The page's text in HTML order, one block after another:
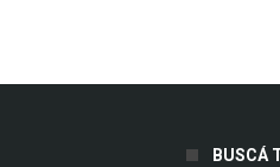
BUSCÁ